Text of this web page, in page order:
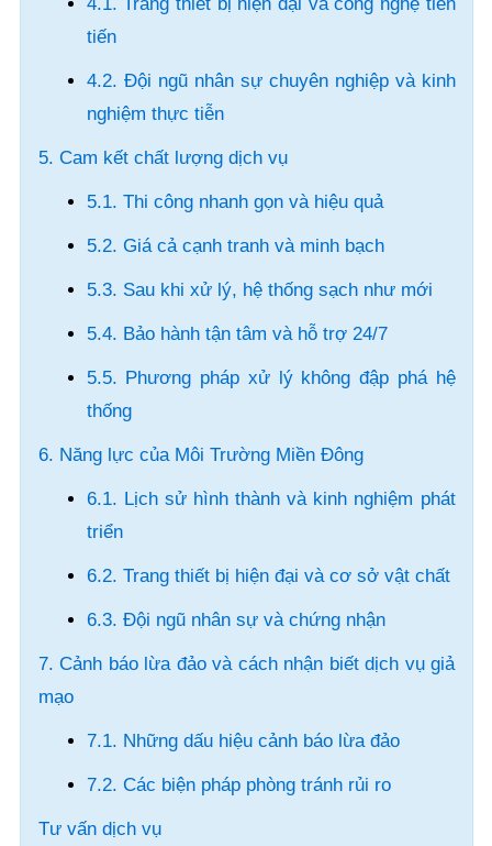
tiến
4.2. Đội ngũ nhân sự chuyên nghiệp và kinh
nghiệm thực tiễn
5. Cam kết chất lượng dịch vụ
5.1. Thi công nhanh gọn và hiệu quả
5.2. Giá cả cạnh tranh và minh bạch
5.3. Sau khi xử lý, hệ thống sạch như mới
5.4. Bảo hành tận tâm và hỗ trợ 24/7
5.5. Phương pháp xử lý không đập phá hệ
thống
6. Năng lực của Môi Trường Miền Đông
6.1. Lịch sử hình thành và kinh nghiệm phát
triển
6.2. Trang thiết bị hiện đại và cơ sở vật chất
6.3. Đội ngũ nhân sự và chứng nhận
7. Cảnh báo lừa đảo và cách nhận biết dịch vụ giả
mạo
7.1. Những dấu hiệu cảnh báo lừa đảo
7.2. Các biện pháp phòng tránh rủi ro
Tư vấn dịch vụ